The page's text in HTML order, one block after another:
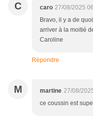
C caro 27/08/2025
Bravo, il y a de
arriver à la moitié
Caroline
Répondre
M martine 27/08/
ce coussin est